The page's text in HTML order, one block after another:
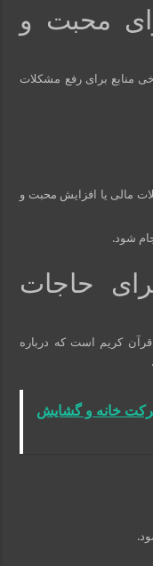
محبت و
منابع برای رفع مشکلات
مالی یا افزایش محبت و
شود.
حاجات
کریم است که درباره
خانه و گشایش